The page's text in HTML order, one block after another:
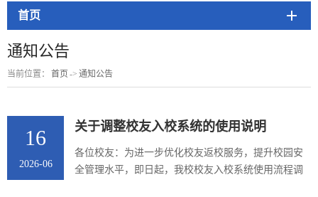
首页
通知公告
当前位置： 首页-> 通知公告
16
2026-06
关于调整校友入校系统的使用说明
各位校友：为进一步优化校友返校服务，提升校园安
全管理水平，即日起，我校校友入校系统使用流程调